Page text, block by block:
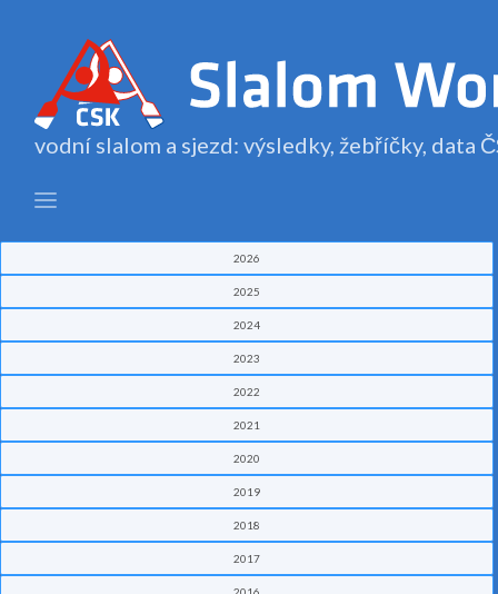
vodní slalom a sjezd: výsledky, žebříčky, data
2026
2025
2024
2023
2022
2021
2020
2019
2018
2017